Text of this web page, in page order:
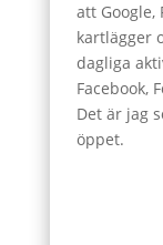
att Google,
kartlägger
dagliga
Facebook,
Det är jag
öppet.